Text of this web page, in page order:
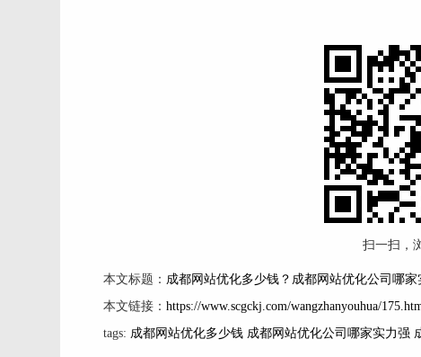
扫一扫，
本文标题： 成都网站优化多少钱？成都网站优化公司哪家
本文链接：https://www.scgckj.com/wangzhanyouhua/
tags: 成都网站优化多少钱 成都网站优化公司哪家实力强